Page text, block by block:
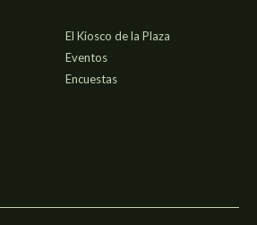
El Kiosco de la Plaza
Eventos
Encuestas